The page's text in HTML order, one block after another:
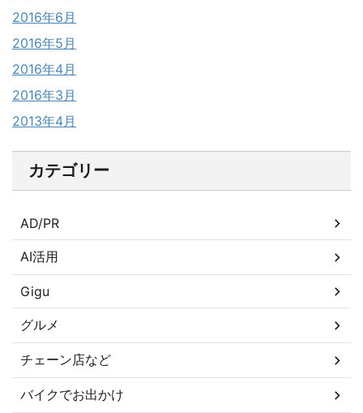
2016年6月
2016年5月
2016年4月
2016年3月
2013年4月
カテゴリー
AD/PR
AI活用
Gigu
グルメ
チェーン店など
バイクでお出かけ